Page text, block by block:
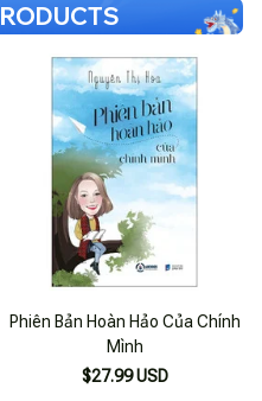
Phiên Bản Hoàn Hảo Của Chính
Mình
$27.99 USD